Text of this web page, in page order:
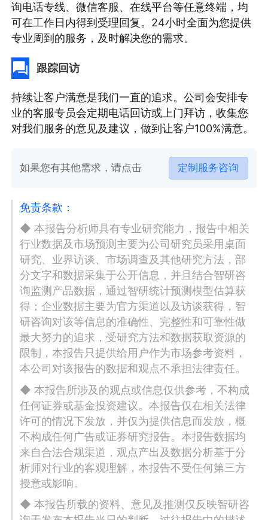
询电话专线、微信客服、在线平台等任意终端，均
可在工作日内得到受理回复。24小时全面为您提供
专业周到的服务，及时解决您的需求。
跟踪回访
持续让客户满意是我们一直的追求。公司会安排专
业的客服专员会定期电话回访或上门拜访，收集您
对我们服务的意见及建议，做到让客户100%满意。
如果您有其他需求，请点击 定制服务咨询
免责条款：
◆ 本报告分析师具有专业研究能力，报告中相关
行业数据及市场预测主要为公司研究员采用桌面
研究、业界访谈、市场调查及其他研究方法，部
分文字和数据采集于公开信息，并且结合智研咨
询监测产品数据，通过智研统计预测模型估算获
得；企业数据主要为官方渠道以及访谈获得，智
研咨询对该等信息的准确性、完整性和可靠性做
最大努力的追求，受研究方法和数据获取资源的
限制，本报告只提供给用户作为市场参考资料，
本公司对该报告的数据和观点不承担法律责任。
◆ 本报告所涉及的观点或信息仅供参考，不构成
任何证券或基金投资建议。本报告仅在相关法律
许可的情况下发放，并仅为提供信息而发放，概
不构成任何广告或证券研究报告。本报告数据均
来自合法合规渠道，观点产出及数据分析基于分
析师对行业的客观理解，本报告不受任何第三方
授意或影响。
◆ 本报告所载的资料、意见及推测仅反映智研咨